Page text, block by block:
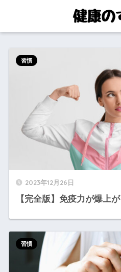
2023年12月26日
【完全版】免疫力が爆上
習慣
習慣